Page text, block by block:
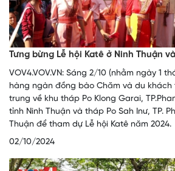
Tưng bừng Lễ hội Katê ở Ninh Thuận
VOV4.VOV.VN: Sáng 2/10 (nhằm ngày 1
hàng ngàn đồng bào Chăm và du
trung về khu tháp Po Klong Garai,
tỉnh Ninh Thuận và tháp Po Sah Inư, TP.
Thuận để tham dự Lễ hội Katê năm 2024.
02/10/2024